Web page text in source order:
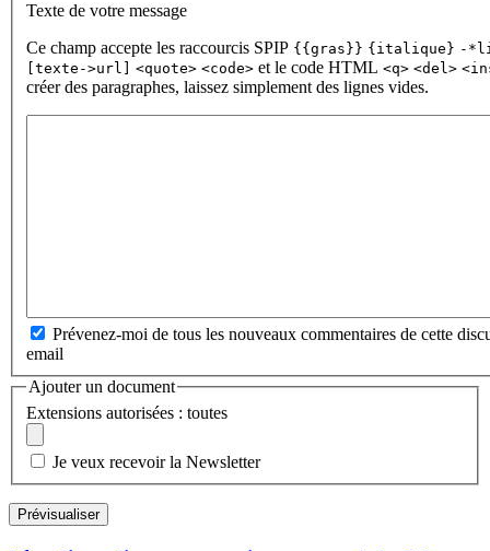
Texte de votre message
Ce champ accepte les raccourcis SPIP {{gras}} {italique} -
[texte->url]
<quote> <code> et le code HTML <q> <del>
créer des paragraphes, laissez simplement des lignes vides.
Prévenez-moi de tous les nouveaux commentaires de cette
email
Ajouter un document
Extensions autorisées : toutes
Je veux recevoir la Newsletter